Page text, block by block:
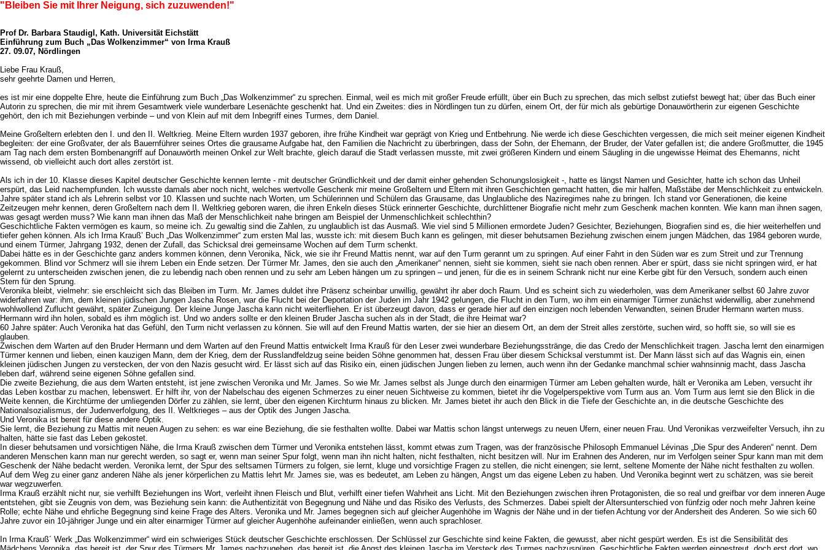
"Bleiben Sie mit Ihrer Neigung, sich zuzuwenden!"
Prof Dr. Barbara Staudigl, Kath. Universität Eichstätt
Einführung zum Buch „Das Wolkenzimmer“ von Irma Krauß
27. 09.07, Nördlingen
Liebe Frau Krauß,
sehr geehrte Damen und Herren,
es ist mir eine doppelte Ehre, heute die Einführung zum Buch „Das Wolkenzimmer“ zu sprechen. Einmal, weil es mich mit großer Freude erfüllt, über ein Buch zu sprechen, das mich selbst zutiefst bewegt hat; über das Buch einer
Autorin zu sprechen, die mir mit ihrem Gesamtwerk viele wunderbare Lesenächte geschenkt hat. Und ein Zweites: dies in Nördlingen tun zu dürfen, einem Ort, der für mich als gebürtige Donauwörtherin zur eigenen Geschichte
gehört, den ich mit Beziehungen verbinde – und von Klein auf mit dem Inbegriff eines Turmes, dem Daniel.
Meine Großeltern erlebten den I. und den II. Weltkrieg. Meine Eltern wurden 1937 geboren, ihre frühe Kindheit war geprägt von Krieg und Entbehrung. Nie werde ich diese Geschichten vergessen, die mich seit meiner eigenen Kindheit
begleiten: der eine Großvater, der als Bauernführer seines Ortes die grausame Aufgabe hat, den Familien die Nachricht zu überbringen, dass der Sohn, der Ehemann, der Bruder, der Vater gefallen ist; die andere Großmutter, die 1945
am Tag nach dem ersten Bombenangriff auf Donauwörth meinen Onkel zur Welt brachte, gleich darauf die Stadt verlassen musste, mit zwei größeren Kindern und einem Säugling in die ungewisse Heimat des Ehemanns, nicht
wissend, ob vielleicht auch dort alles zerstört ist.
Als ich in der 10. Klasse dieses Kapitel deutscher Geschichte kennen lernte - mit deutscher Gründlichkeit und der damit einher gehenden Schonungslosigkeit -, hatte es längst Namen und Gesichter, hatte ich schon das Unheil
erspürt, das Leid nachempfunden. Ich wusste damals aber noch nicht, welches wertvolle Geschenk mir meine Großeltern und Eltern mit ihren Geschichten gemacht hatten, die mir halfen, Maßstäbe der Menschlichkeit zu entwickeln.
Jahre später stand ich als Lehrerin selbst vor 10. Klassen und suchte nach Worten, um Schülerinnen und Schülern das Grausame, das Unglaubliche des Naziregimes nahe zu bringen. Ich stand vor Generationen, die keine
Zeitzeugen mehr kennen, deren Großeltern nach dem II. Weltkrieg geboren waren, die ihren Enkeln dieses Stück erinnerter Geschichte, durchlittener Biografie nicht mehr zum Geschenk machen konnten. Wie kann man ihnen sagen,
was gesagt werden muss? Wie kann man ihnen das Maß der Menschlichkeit nahe bringen am Beispiel der Unmenschlichkeit schlechthin?
Geschichtliche Fakten vermögen es kaum, so meine ich. Zu gewaltig sind die Zahlen, zu unglaublich ist das Ausmaß. Wie viel sind 5 Millionen ermordete Juden? Gesichter, Beziehungen, Biografien sind es, die hier weiterhelfen und
tiefer gehen können. Als ich Irma Krauß’ Buch „Das Wolkenzimmer“ zum ersten Mal las, wusste ich: mit diesem Buch kann es gelingen, mit dieser behutsamen Beziehung zwischen einem jungen Mädchen, das 1984 geboren wurde,
und einem Türmer, Jahrgang 1932, denen der Zufall, das Schicksal drei gemeinsame Wochen auf dem Turm schenkt.
Dabei hätte es in der Geschichte ganz anders kommen können, denn Veronika, Nick, wie sie ihr Freund Mattis nennt, war auf den Turm gerannt um zu springen. Auf einer Fahrt in den Süden war es zum Streit und zur Trennung
gekommen. Blind vor Schmerz will sie ihrem Leben ein Ende setzen. Der Türmer Mr. James, den sie auch den „Amerikaner“ nennen, sieht sie kommen, sieht sie nach oben rennen. Aber er spürt, dass sie nicht springen wird, er hat
gelernt zu unterscheiden zwischen jenen, die zu lebendig nach oben rennen und zu sehr am Leben hängen um zu springen – und jenen, für die es in seinem Schrank nicht nur eine Kerbe gibt für den Versuch, sondern auch einen
Stern für den Sprung.
Veronika bleibt, vielmehr: sie erschleicht sich das Bleiben im Turm. Mr. James duldet ihre Präsenz scheinbar unwillig, gewährt ihr aber doch Raum. Und es scheint sich zu wiederholen, was dem Amerikaner selbst 60 Jahre zuvor
widerfahren war: ihm, dem kleinen jüdischen Jungen Jascha Rosen, war die Flucht bei der Deportation der Juden im Jahr 1942 gelungen, die Flucht in den Turm, wo ihm ein einarmiger Türmer zunächst widerwillig, aber zunehmend
wohlwollend Zuflucht gewährt, später Zuneigung. Der kleine Junge Jascha kann nicht weiterfliehen. Er ist überzeugt davon, dass er gerade hier auf den einzigen noch lebenden Verwandten, seinen Bruder Hermann warten muss.
Hermann wird ihn holen, sobald es ihm möglich ist. Und wo anders sollte er den kleinen Bruder Jascha suchen als in der Stadt, die ihre Heimat war?
60 Jahre später: Auch Veronika hat das Gefühl, den Turm nicht verlassen zu können. Sie will auf den Freund Mattis warten, der sie hier an diesem Ort, an dem der Streit alles zerstörte, suchen wird, so hofft sie, so will sie es
glauben.
Zwischen dem Warten auf den Bruder Hermann und dem Warten auf den Freund Mattis entwickelt Irma Krauß für den Leser zwei wunderbare Beziehungsstränge, die das Credo der Menschlichkeit tragen. Jascha lernt den einarmigen
Türmer kennen und lieben, einen kauzigen Mann, dem der Krieg, dem der Russlandfeldzug seine beiden Söhne genommen hat, dessen Frau über diesem Schicksal verstummt ist. Der Mann lässt sich auf das Wagnis ein, einen
kleinen jüdischen Jungen zu verstecken, der von den Nazis gesucht wird. Er lässt sich auf das Risiko ein, einen jüdischen Jungen lieben zu lernen, auch wenn ihn der Gedanke manchmal schier wahnsinnig macht, dass Jascha
leben darf, während seine eigenen Söhne gefallen sind.
Die zweite Beziehung, die aus dem Warten entsteht, ist jene zwischen Veronika und Mr. James. So wie Mr. James selbst als Junge durch den einarmigen Türmer am Leben gehalten wurde, hält er Veronika am Leben, versucht ihr
das Leben kostbar zu machen, lebenswert. Er hilft ihr, von der Nabelschau des eigenen Schmerzes zu einer neuen Sichtweise zu kommen, bietet ihr die Vogelperspektive vom Turm aus an. Vom Turm aus lernt sie den Blick in die
Weite kennen, die Kirchtürme der umliegenden Dörfer zu zählen, sie lernt, über den eigenen Kirchturm hinaus zu blicken. Mr. James bietet ihr auch den Blick in die Tiefe der Geschichte an, in die deutsche Geschichte des
Nationalsozialismus, der Judenverfolgung, des II. Weltkrieges – aus der Optik des Jungen Jascha.
Und Veronika ist bereit für diese andere Optik.
Sie lernt, die Beziehung zu Mattis mit neuen Augen zu sehen: es war eine Beziehung, die sie festhalten wollte. Dabei war Mattis schon längst unterwegs zu neuen Ufern, einer neuen Frau. Und Veronikas verzweifelter Versuch, ihn zu
halten, hätte sie fast das Leben gekostet.
In dieser behutsamen und vorsichtigen Nähe, die Irma Krauß zwischen dem Türmer und Veronika entstehen lässt, kommt etwas zum Tragen, was der französische Philosoph Emmanuel Lévinas „Die Spur des Anderen“ nennt. Dem
anderen Menschen kann man nur gerecht werden, so sagt er, wenn man seiner Spur folgt, wenn man ihn nicht halten, nicht festhalten, nicht besitzen will. Nur im Erahnen des Anderen, nur im Verfolgen seiner Spur kann man mit dem
Geschenk der Nähe bedacht werden. Veronika lernt, der Spur des seltsamen Türmers zu folgen, sie lernt, kluge und vorsichtige Fragen zu stellen, die nicht einengen; sie lernt, seltene Momente der Nähe nicht festhalten zu wollen.
Auf dem Weg zu einer ganz anderen Nähe als jener körperlichen zu Mattis lehrt Mr. James sie, was es bedeutet, am Leben zu hängen, Angst um das eigene Leben zu haben. Und Veronika beginnt wert zu schätzen, was sie bereit
war wegzuwerfen.
Irma Krauß erzählt nicht nur, sie verhilft Beziehungen ins Wort, verleiht ihnen Fleisch und Blut, verhilft einer tiefen Wahrheit ans Licht. Mit den Beziehungen zwischen ihren Protagonisten, die so real und greifbar vor dem inneren Auge
entstehen, gibt sie Zeugnis von dem, was Beziehung sein kann: die Authentizität von Begegnung und Nähe und das Risiko des Verlusts, des Schmerzes. Dabei spielt der Altersunterschied von fünfzig oder noch mehr Jahren keine
Rolle; echte Nähe und ehrliche Begegnung sind keine Frage des Alters. Veronika und Mr. James begegnen sich auf gleicher Augenhöhe im Wagnis der Nähe und in der tiefen Achtung vor der Andersheit des Anderen. So wie sich 60
Jahre zuvor ein 10-jähriger Junge und ein alter einarmiger Türmer auf gleicher Augenhöhe aufeinander einließen, wenn auch sprachloser.
In Irma Krauß´ Werk „Das Wolkenzimmer“ wird ein schwieriges Stück deutscher Geschichte erschlossen. Der Schlüssel zur Geschichte sind keine Fakten, die gewusst, aber nicht gespürt werden. Es ist die Sensibilität des